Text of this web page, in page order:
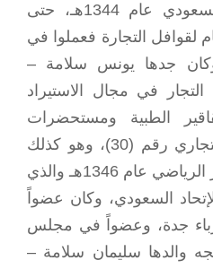
لبلدية جدة في العهد السعودي عام 1344هـ، حتى
لقوافل التجارة فعملوا في
وكان جدها يونس سلامة –
في مجال الاستيراد
الطبية ومستحضرات
التجميل حاملاً للسجل التجاري رقم (30)، وهو كذلك
من مؤسسي نادي الحجاز الرياضي عام 1346هـ والذي
السعودي، وكان عضواً
جدة، وعضواً في مجلس
والدها سليمان سلامة –